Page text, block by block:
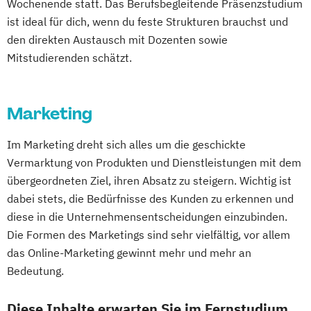
Interkulturelles Pflegemanagement
Internationales Logistik-Management
Kommunalmanagement
Managing Nonprofit and Public Services
Mechatronik/Wirtschaft
Operations Management
Produktdesign und Technische
Kommunikation
Prozessmanagement und Business
Intelligence
Smart Production und Management
Supply Chain Management
TV und Media
Global Sales and Marketing
Handelsmanagement
Integrales Gebäude- und
Light Engineering & Design
Logistikmanagement
Management in Information and Business
Technologies
Marketing und Verkauf
Professional Master of Mediation
Wochenende statt. Das Berufsbegleitende Präsenzstudium
ist ideal für dich, wenn du feste Strukturen brauchst und
den direkten Austausch mit Dozenten sowie
Mitstudierenden schätzt.
Marketing
Im Marketing dreht sich alles um die geschickte
Vermarktung von Produkten und Dienstleistungen mit dem
übergeordneten Ziel, ihren Absatz zu steigern. Wichtig ist
dabei stets, die Bedürfnisse des Kunden zu erkennen und
diese in die Unternehmensentscheidungen einzubinden.
Die Formen des Marketings sind sehr vielfältig, vor allem
das Online-Marketing gewinnt mehr und mehr an
Bedeutung.